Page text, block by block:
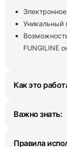
FUNGILINE
Как это
Важно знать:
Правила